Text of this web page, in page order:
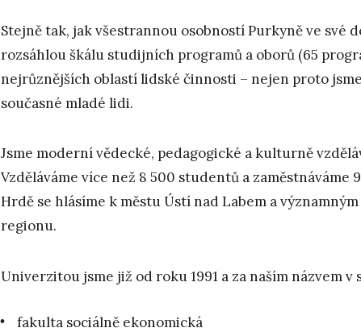
Stejně tak, jak všestrannou osobností Purkyně ve své
rozsáhlou škálu studijních programů a oborů (65
nejrůznějších oblastí lidské činnosti – nejen proto
současné mladé lidi.
Jsme moderní vědecké, pedagogické a kulturně
Vzděláváme více než 8 500 studentů a zaměstnáváme
Hrdě se hlásíme k městu Ústí nad Labem a
regionu.
Univerzitou jsme již od roku 1991 a za naším názvem
fakulta sociálně ekonomická